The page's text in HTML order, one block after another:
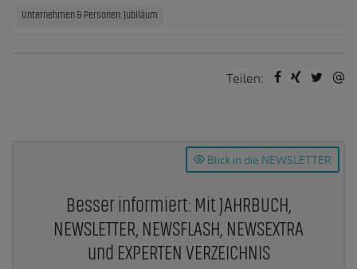
Unternehmen & Personen: Jubiläum
Teilen:
Blick in die NEWSLETTER
Besser informiert: Mit JAHRBUCH,
NEWSLETTER, NEWSFLASH, NEWSEXTRA
und EXPERTEN VERZEICHNIS